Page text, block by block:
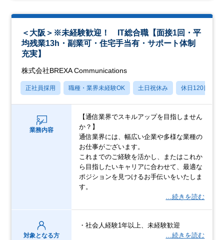
＜大阪＞※未経験歓迎！ IT総合職【面接1回・平
均残業13h・副業可・住宅手当有・サポート体制
充実】
株式会社BREXA Communications
正社員採用 職種・業界未経験OK 土日祝休み 休日120日以上
業務内容
【通信業界でスキルアップを目指しません
か？】
通信業界には、幅広い企業や多様な業種の
お仕事がございます。
これまでのご経験を活かし、またはこれか
ら目指したいキャリアに合わせて、最適な
ポジションを見つけるお手伝いをいたしま
す。
…続きを読む
対象となる方
・社会人経験1年以上、未経験歓迎
…続きを読む